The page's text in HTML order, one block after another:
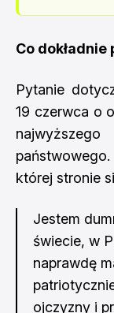
Co dokładnie
Pytanie
19 czerwca o
której stronie
Jestem
świecie, w
naprawdę
ojczyzny i